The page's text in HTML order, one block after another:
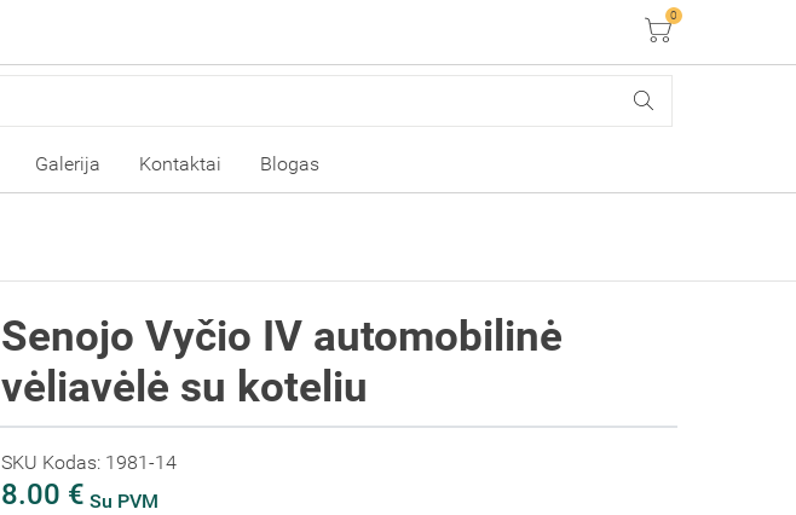
Krepšelis
0
Galerija Kontaktai Blogas
Senojo Vyčio IV automobilinė
vėliavėlė su koteliu
SKU Kodas: 1981-14
8.00 € Su PVM